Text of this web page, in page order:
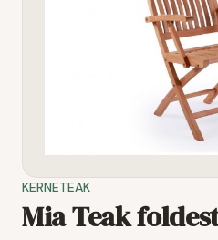
KERNETEAK
Mia Teak